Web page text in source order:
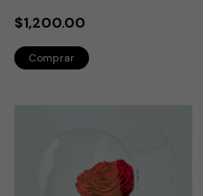
$1,200.00